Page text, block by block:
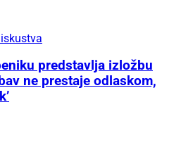
predstavlja izložbu
ne prestaje odlaskom,